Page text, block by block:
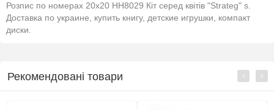
Розпис по номерах 20х20 HH8029 Кіт серед квітів "Strateg" s.
Доставка по украине, купить книгу, детские игрушки, компакт
диски.
Рекомендовані товари